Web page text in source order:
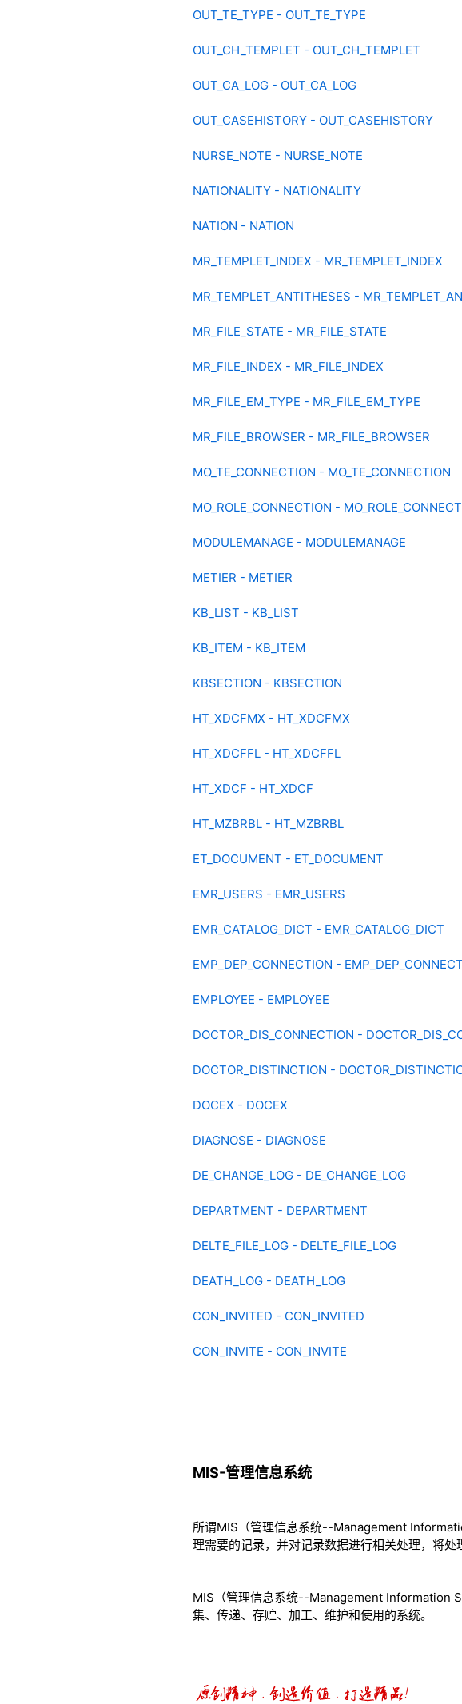
OUT_TE_TYPE - OUT_TE_TYPE
OUT_CH_TEMPLET - OUT_CH_TEMPLET
OUT_CA_LOG - OUT_CA_LOG
OUT_CASEHISTORY - OUT_CASEHISTORY
NURSE_NOTE - NURSE_NOTE
NATIONALITY - NATIONALITY
NATION - NATION
MR_TEMPLET_INDEX - MR_TEMPLET_INDEX
MR_TEMPLET_ANTITHESES -
MR_FILE_STATE - MR_FILE_STATE
MR_FILE_INDEX - MR_FILE_INDEX
MR_FILE_EM_TYPE - MR_FILE_EM_TYPE
MR_FILE_BROWSER - MR_FILE_BROWSER
MO_TE_CONNECTION - MO_TE_CONNECTION
MO_ROLE_CONNECTION -
MODULEMANAGE - MODULEMANAGE
METIER - METIER
KB_LIST - KB_LIST
KB_ITEM - KB_ITEM
KBSECTION - KBSECTION
HT_XDCFMX - HT_XDCFMX
HT_XDCFFL - HT_XDCFFL
HT_XDCF - HT_XDCF
HT_MZBRBL - HT_MZBRBL
ET_DOCUMENT - ET_DOCUMENT
EMR_USERS - EMR_USERS
EMR_CATALOG_DICT - EMR_CATALOG_DICT
EMP_DEP_CONNECTION -
EMPLOYEE - EMPLOYEE
DOCTOR_DIS_CONNECTION -
DOCTOR_DISTINCTION -
DOCEX - DOCEX
DIAGNOSE - DIAGNOSE
DE_CHANGE_LOG - DE_CHANGE_LOG
DEPARTMENT - DEPARTMENT
DELTE_FILE_LOG - DELTE_FILE_LOG
DEATH_LOG - DEATH_LOG
CON_INVITED - CON_INVITED
CON_INVITE - CON_INVITE
MIS-管理信息系统
所谓MIS（管理信息系统--Management
理需要的记录，并对记录数据进行相关处理，将处
MIS（管理信息系统--Management Information
集、传递、存贮、加工、维护和使用的系统。